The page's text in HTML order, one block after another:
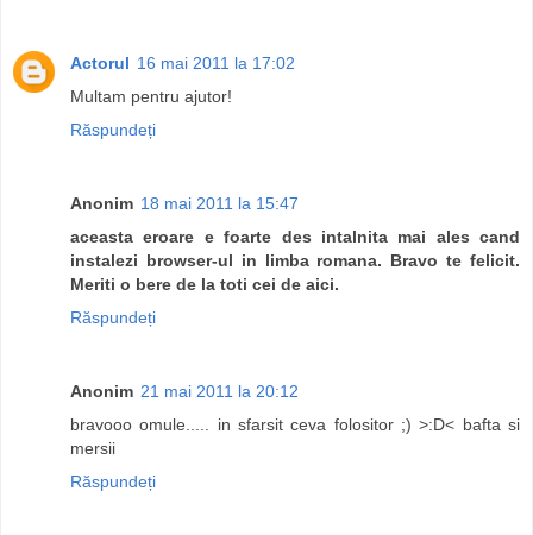
Actorul 16 mai 2011 la 17:02
Multam pentru ajutor!
Răspundeți
Anonim 18 mai 2011 la 15:47
aceasta eroare e foarte des intalnita mai ales cand
instalezi browser-ul in limba romana. Bravo te felicit.
Meriti o bere de la toti cei de aici.
Răspundeți
Anonim 21 mai 2011 la 20:12
bravooo omule..... in sfarsit ceva folositor ;) >:D< bafta si
mersii
Răspundeți